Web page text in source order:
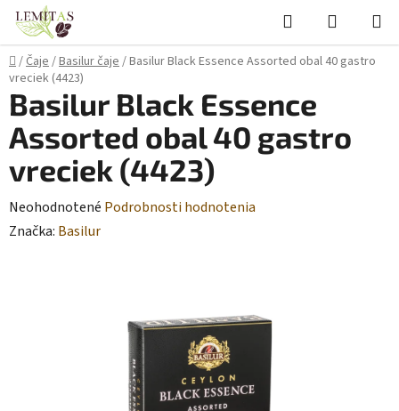
Prejsť
obsah
Hľadať
KOŠÍK
Domov
/Čaje/Basilur čaje/Basilur Black Essence Assorted obal 40 gastro
vreciek (4423)
Basilur Black Essence
Assorted obal 40 gastro
vreciek (4423)
Priemerné
hodnotenie
Neohodnotené Podrobnosti hodnotenia
Značka: Basilur